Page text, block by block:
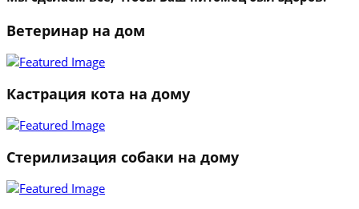
Ветеринар на дом
Кастрация кота на дому
Стерилизация собаки на дому